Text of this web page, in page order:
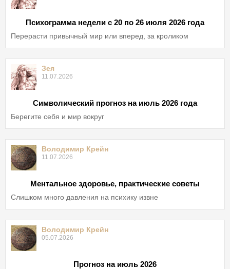
Психограмма недели с 20 по 26 июля 2026 года
Перерасти привычный мир или вперед, за кроликом
Зея
11.07.2026
Символический прогноз на июль 2026 года
Берегите себя и мир вокруг
Володимир Крейн
11.07.2026
Ментальное здоровье, практические советы
Слишком много давления на психику извне
Володимир Крейн
05.07.2026
Прогноз на июль 2026